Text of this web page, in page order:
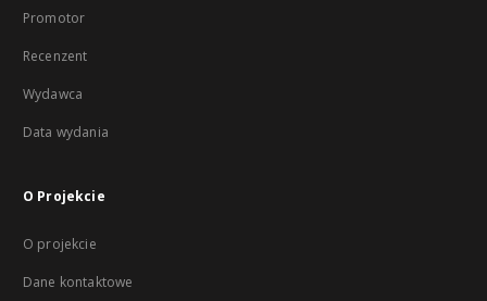
Promotor
Recenzent
Wydawca
Data wydania
O Projekcie
O projekcie
Dane kontaktowe